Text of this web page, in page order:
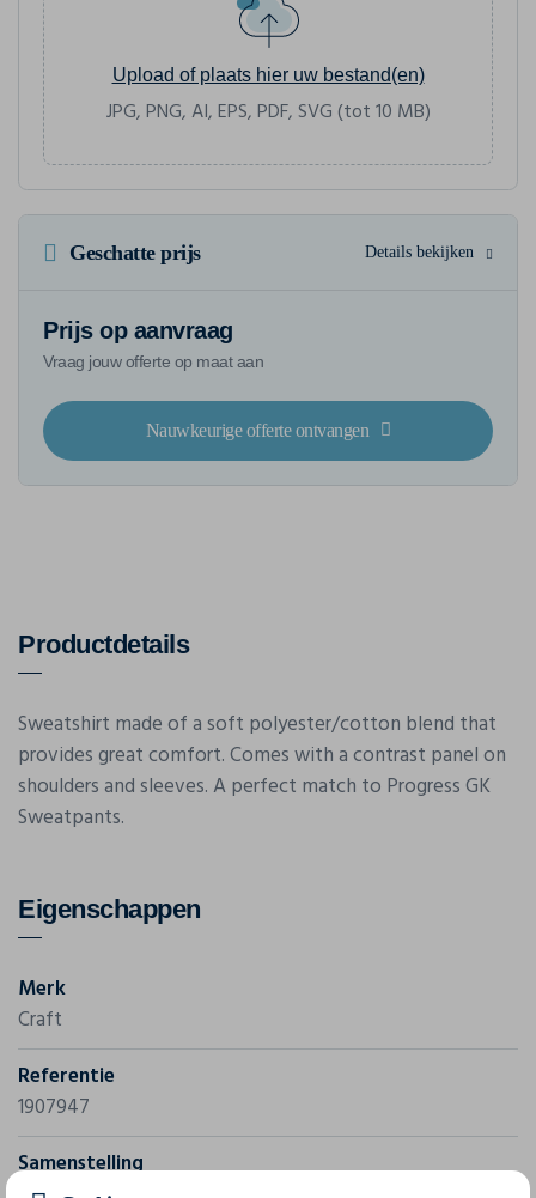
Upload of plaats hier uw bestand(en)
JPG, PNG, AI, EPS, PDF, SVG (tot 10 MB)
Geschatte prijs Details bekijken
Prijs op aanvraag
Vraag jouw offerte op maat aan
Nauwkeurige offerte ontvangen
Productdetails
Sweatshirt made of a soft polyester/cotton blend that
provides great comfort. Comes with a contrast panel on
shoulders and sleeves. A perfect match to Progress GK
Sweatpants.
Eigenschappen
Merk
Craft
Referentie
1907947
Samenstelling